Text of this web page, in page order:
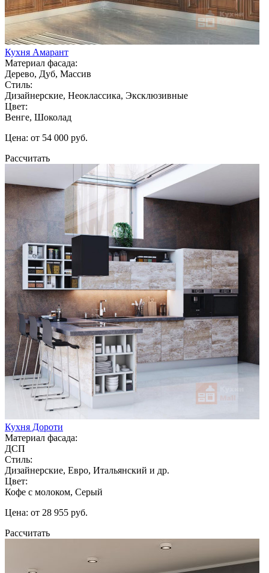
Кухня Амарант
Материал фасада:
Дерево, Дуб, Массив
Стиль:
Дизайнерские, Неоклассика, Эксклюзивные
Цвет:
Венге, Шоколад
Цена: от 54 000 руб.
Рассчитать
Кухня Дороти
Материал фасада:
ДСП
Стиль:
Дизайнерские, Евро, Итальянский и др.
Цвет:
Кофе с молоком, Серый
Цена: от 28 955 руб.
Рассчитать